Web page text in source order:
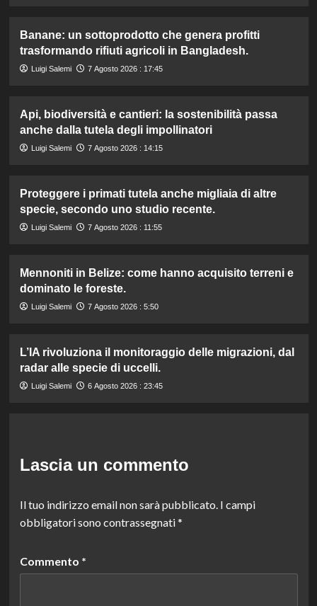
Banane: un sottoprodotto che genera profitti
trasformando rifiuti agricoli in Bangladesh.
Luigi Salemi 7 Agosto 2026 : 17:45
Api, biodiversità e cantieri: la sostenibilità passa
anche dalla tutela degli impollinatori
Luigi Salemi 7 Agosto 2026 : 14:15
Proteggere i primati tutela anche migliaia di altre
specie, secondo uno studio recente.
Luigi Salemi 7 Agosto 2026 : 11:55
Mennoniti in Belize: come hanno acquisito terreni e
dominato le foreste.
Luigi Salemi 7 Agosto 2026 : 5:50
L’IA rivoluziona il monitoraggio delle migrazioni, dal
radar alle specie di uccelli.
Luigi Salemi 6 Agosto 2026 : 23:45
Lascia un commento
Il tuo indirizzo email non sarà pubblicato. I campi
obbligatori sono contrassegnati*
Commento *